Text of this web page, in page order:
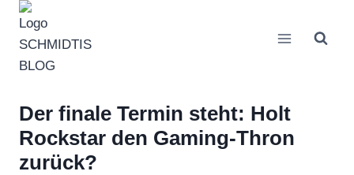
Zum
Inhalt
springen
Der finale Termin steht: Holt
Rockstar den Gaming-Thron
zurück?